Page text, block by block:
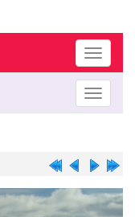
Toggle
Toggle